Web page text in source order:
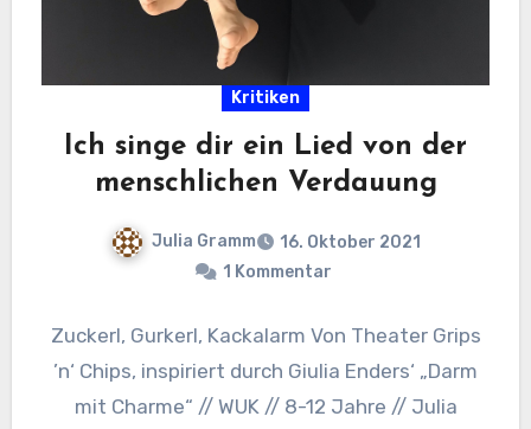
Kritiken
Ich singe dir ein Lied von der
menschlichen Verdauung
Julia Gramm
16. Oktober 2021
1 Kommentar
Zuckerl, Gurkerl, Kackalarm Von Theater Grips
’n‘ Chips, inspiriert durch Giulia Enders‘ „Darm
mit Charme“ // WUK // 8-12 Jahre // Julia